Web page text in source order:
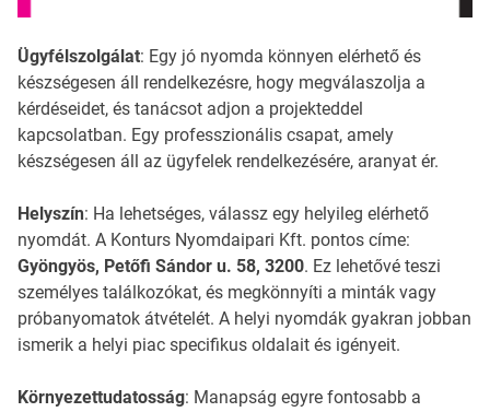
Ügyfélszolgálat: Egy jó nyomda könnyen elérhető és
készségesen áll rendelkezésre, hogy megválaszolja a
kérdéseidet, és tanácsot adjon a projekteddel
kapcsolatban. Egy professzionális csapat, amely
készségesen áll az ügyfelek rendelkezésére, aranyat ér.
Helyszín: Ha lehetséges, válassz egy helyileg elérhető
nyomdát. A Konturs Nyomdaipari Kft. pontos címe:
Gyöngyös, Petőfi Sándor u. 58, 3200. Ez lehetővé teszi
személyes találkozókat, és megkönnyíti a minták vagy
próbanyomatok átvételét. A helyi nyomdák gyakran jobban
ismerik a helyi piac specifikus oldalait és igényeit.
Környezettudatosság: Manapság egyre fontosabb a